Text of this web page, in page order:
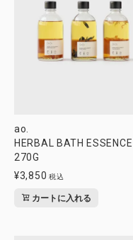
ao.
HERBAL BATH ESSENCE
270G
¥3,850 税込
カートに入れる